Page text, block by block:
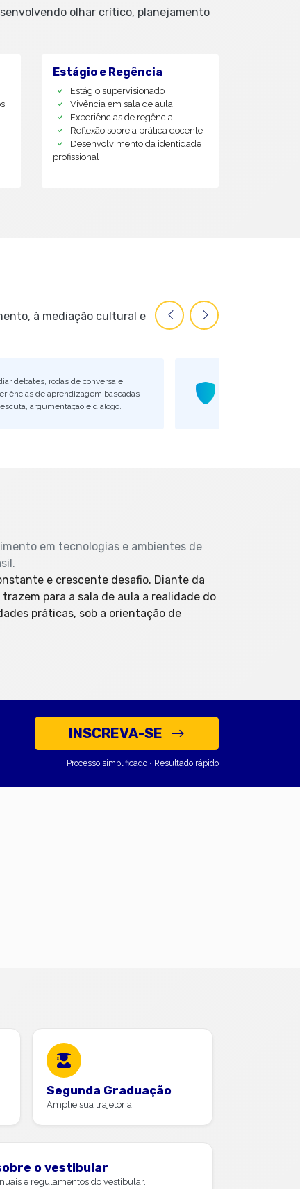
olhar crítico, planejamento
Estágio e Regência
Estágio supervisionado
Vivência em sala de aula
Experiências de regência
Reflexão sobre a prática docente
Desenvolvimento da identidade
profissional
à mediação cultural e
debates, rodas de conversa e
de aprendizagem baseadas
argumentação e diálogo.
em tecnologias e ambientes de
e crescente desafio. Diante da
para a sala de aula a realidade do
práticas, sob a orientação de
INSCREVA-SE
Processo simplificado • Resultado rápido
Segunda Graduação
Amplie sua trajetória.
o vestibular
e regulamentos do vestibular.